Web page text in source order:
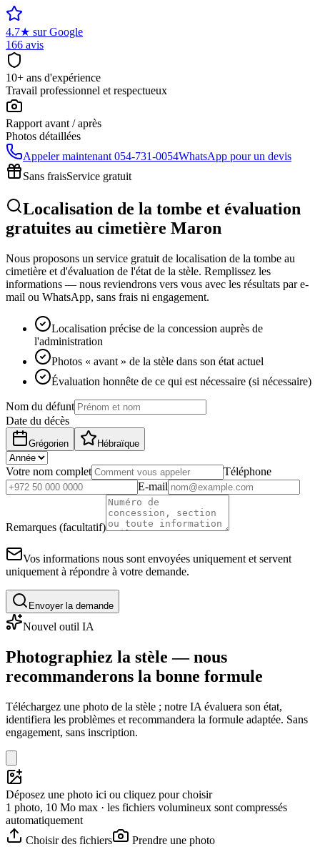
4.7★ sur Google
166 avis
10+ ans d'expérience
Travail professionnel et respectueux
Rapport avant / après
Photos détaillées
Appeler maintenant 054-731-0054WhatsApp pour un devis
Sans fraisService gratuit
Localisation de la tombe et évaluation
gratuites au cimetière Maron
Nous proposons un service gratuit de localisation de la tombe au
cimetière et d'évaluation de l'état de la stèle. Remplissez les
informations — nous reviendrons vers vous avec les résultats par e-
mail ou WhatsApp, sans frais ni engagement.
Localisation précise de la concession auprès de
l'administration
Photos « avant » de la stèle dans son état actuel
Évaluation honnête de ce qui est nécessaire (si nécessaire)
Nom du défunt
Date du décès
Grégorien Hébraïque
Votre nom complet
Téléphone
E-mail
Remarques (facultatif)
Vos informations nous sont envoyées uniquement et servent
uniquement à répondre à votre demande.
Envoyer la demande
Nouvel outil IA
Photographiez la stèle — nous
recommanderons la bonne formule
Téléchargez une photo de la stèle ; notre IA évaluera son état,
identifiera les problèmes et recommandera la formule adaptée. Sans
engagement, sans inscription.
Déposez une photo ici ou cliquez pour choisir
1 photo, 10 Mo max · les fichiers volumineux sont compressés
automatiquement
Choisir des fichiers
Prendre une photo